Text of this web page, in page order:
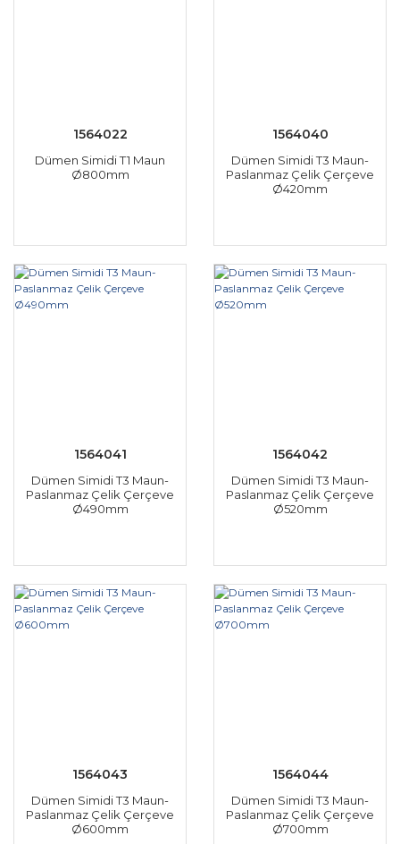
1564022
Dümen Simidi T1 Maun
Ø800mm
1564040
Dümen Simidi T3 Maun-
Paslanmaz Çelik Çerçeve
Ø420mm
1564041
Dümen Simidi T3 Maun-
Paslanmaz Çelik Çerçeve
Ø490mm
1564042
Dümen Simidi T3 Maun-
Paslanmaz Çelik Çerçeve
Ø520mm
1564043
Dümen Simidi T3 Maun-
Paslanmaz Çelik Çerçeve
Ø600mm
1564044
Dümen Simidi T3 Maun-
Paslanmaz Çelik Çerçeve
Ø700mm